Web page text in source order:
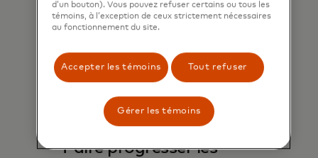
Faire progresser les
d’un bouton). Vous pouvez refuser certains ou tous les
témoins, à l’exception de ceux strictement nécessaires
au fonctionnement du site.
Accepter les témoins Tout refuser
Gérer les témoins